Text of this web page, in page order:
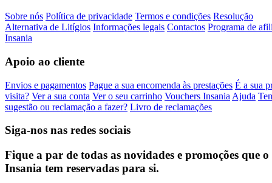
Sobre nós Política de privacidade Termos e condições Resolução
Alternativa de Litígios Informações legais Contactos Programa de
Insania
Apoio ao cliente
Envios e pagamentos Pague a sua encomenda às prestações É a sua
visita? Ver a sua conta Ver o seu carrinho Vouchers Insania Ajuda
sugestão ou reclamação a fazer? Livro de reclamações
Siga-nos nas redes sociais
Fique a par de todas as novidades e promoções que o
Insania tem reservadas para si.